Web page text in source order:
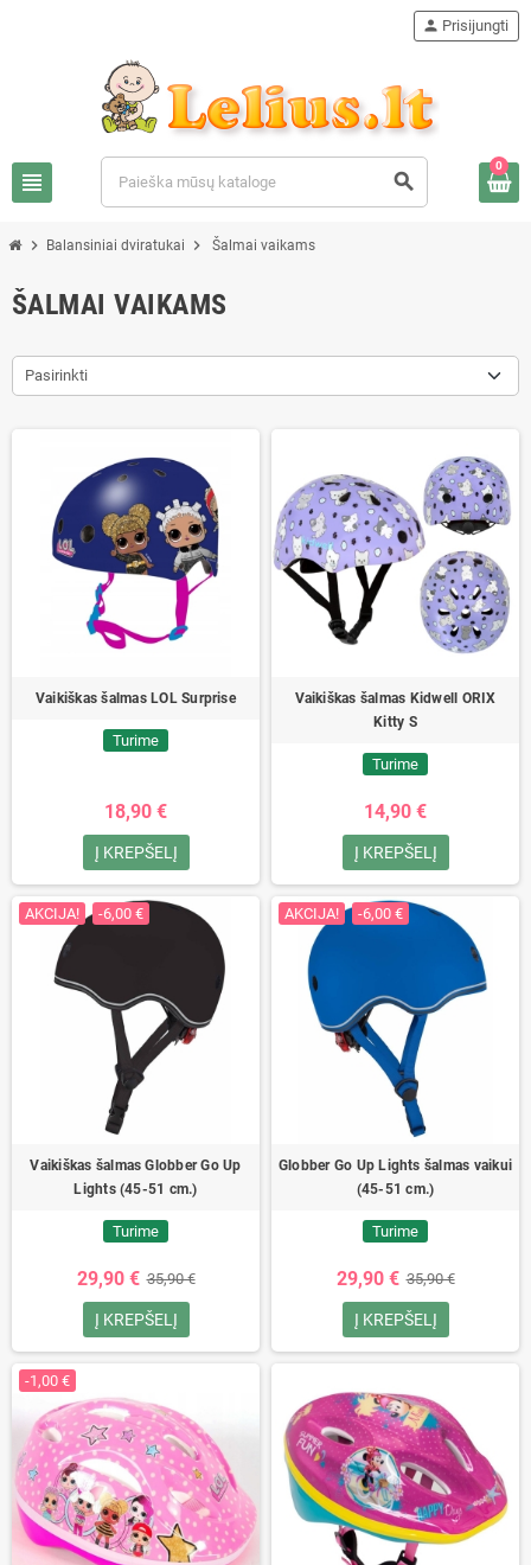
view_headline search
person Prisijungti
0
chevron_right Balansiniai dviratukai chevron_right Šalmai vaikams
ŠALMAI VAIKAMS
Pasirinkti
Vaikiškas šalmas LOL Surprise
Turime
18,90 €
Į KREPŠELĮ
Vaikiškas šalmas Kidwell ORIX
Kitty S
Turime
14,90 €
Į KREPŠELĮ
AKCIJA! -6,00 €
Vaikiškas šalmas Globber Go Up
Lights (45-51 cm.)
Turime
29,90 € 35,90 €
Į KREPŠELĮ
AKCIJA! -6,00 €
Globber Go Up Lights šalmas vaikui
(45-51 cm.)
Turime
29,90 € 35,90 €
Į KREPŠELĮ
-1,00 €